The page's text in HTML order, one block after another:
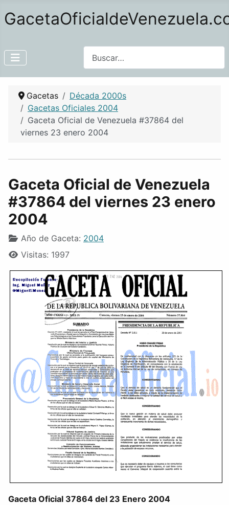
Gacetas
Década 2000s
Gacetas Oficiales 2004
Gaceta Oficial de Venezuela #37864 del
viernes 23 enero 2004
Gaceta Oficial de Venezuela
#37864 del viernes 23 enero
2004
Año de Gaceta: 2004
Visitas: 1997
Gaceta Oficial 37864 del 23 Enero 2004